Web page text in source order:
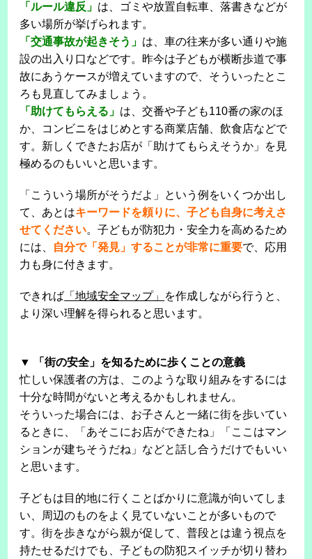
「ルール違反」 は、ゴミや放置自転車、落書きなどが
多い場所が挙げられます。
「交通事故が起きそう」 は、車の往来が多い通りや施
設の出入り口などです。昨今は子どもが横断歩道で事
故にあうケースが増えていますので、そういったとこ
ろも見直してみましょう。
「助けてもらえる」 は、交番や子ども110番の家のほ
か、コンビニをはじめとする商業店舗、飲食店などで
す。新しくできたお店が「助けてもらえそうか」を見
極めるのもいいと思います。
「こういう場所がそうだよ」という例をいくつか出し
て、あとはキーワードを頼りに、子ども自身に考えさ
せてください。子どもが防犯力・安全力を高めるため
には、
自分で「発見」することが非常に重要で、応用
力も身に付きます。
できれば 「地域安全マップ」
を作成しながら行うと、
より深い理解を得られると思います。
▼ 「街の安全」を知るために歩くことの意義
忙しい保護者の方は、このような取り組みをするには
十分な時間がないと考えるかもしれません。
そういった場合には、お子さんと一緒に街を歩いてい
るときに、「あそこにお店ができたね」「ここはマン
ションが建ちそうだね」などと話し合うだけでもいい
と思います。
子どもは目的地に行くことばかりに意識が向いてしま
い、周辺のものをよく見ていないことが多いもので
す。街を歩きながら親が促して、普段とは違う視点を
持たせるだけでも、子どもの防犯スイッチが切り替わ